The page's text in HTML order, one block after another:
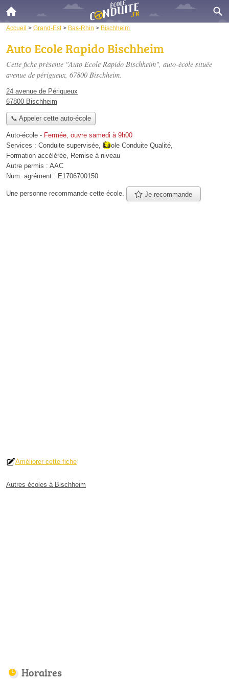
Accueil > Grand-Est> Bas-Rhin > Bischheim
Auto Ecole Rapido Bischheim
Cette fiche présente "Auto Ecole Rapido Bischheim", auto-école située
avenue de périgueux, 67800 Bischheim.
24 avenue de Périgueux
67800 Bischheim
📞 Appeler cette auto-école
Auto-école - Fermée, ouvre samedi à 9h00
Services : Conduite supervisée, École Conduite Qualité,
Formation accélérée, Remise à niveau
Autre permis : AAC
Num. agrément : E1706700150
Une personne recommande cette école. Je recommande
Améliorer cette fiche
Autres écoles à Bischheim
Horaires